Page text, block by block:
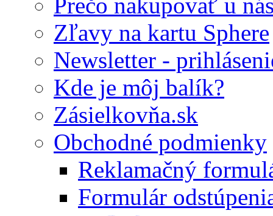
Zľavy na kartu Sphere
Newsletter -
Kde je môj balík?
Zásielkovňa.sk
Obchodné podmienky
Reklamačný
Formulár